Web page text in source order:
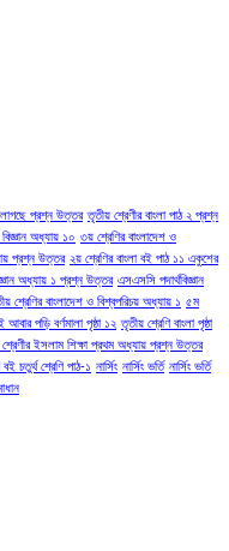
লাগছে প্রশ্ন উত্তর তৃতীয় শ্রেণীর বাংলা পাঠ ২ প্রশ্ন
বিজ্ঞান অধ্যায় ১০ ৩য় শ্রেণির বাংলাদেশ ও
প্রশ্ন উত্তর ২য় শ্রেণির বাংলা বই পাঠ ১১ একুশের
অধ্যায় ১ প্রশ্ন উত্তর এসএসসি পদার্থবিজ্ঞান
শ্রেণির বাংলাদেশ ও বিশ্বপরিচয় অধ্যায় ১ ৫ম
আবার পড়ি বর্ণমালা পৃষ্ঠা ১২ তৃতীয় শ্রেণি বাংলা পৃষ্ঠা
শ্রেণীর ইসলাম শিক্ষা প্রথম অধ্যায় প্রশ্ন উত্তর
চতুর্থ শ্রেণি পাঠ-১ নার্সিং নার্সিং ভর্তি নার্সিং ভর্তি